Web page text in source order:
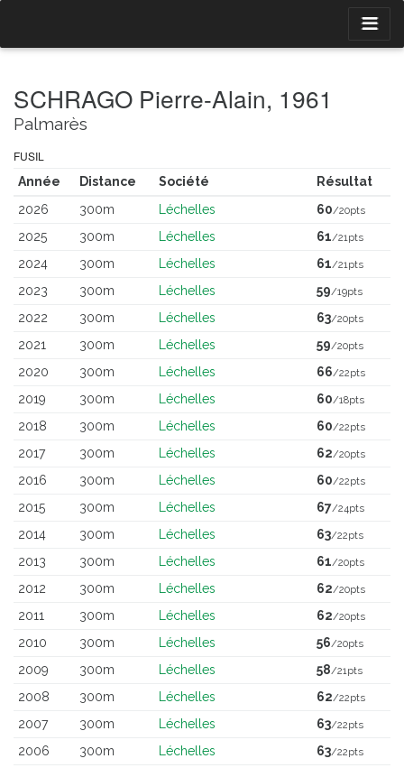
SCHRAGO Pierre-Alain, 1961
Palmarès
FUSIL
Année Distance Société
Résultat
2026
300m Léchelles 60/20pts
2025 300m Léchelles 61/21pts
2024 300m Léchelles 61/21pts
2023 300m Léchelles 59/19pts
2022 300m Léchelles 63/20pts
2021 300m Léchelles 59/20pts
2020 300m Léchelles 66/22pts
2019 300m Léchelles 60/18pts
2018 300m Léchelles 60/22pts
2017 300m Léchelles 62/20pts
2016 300m Léchelles 60/22pts
2015 300m Léchelles 67/24pts
2014 300m Léchelles 63/22pts
2013 300m Léchelles 61/20pts
2012 300m Léchelles 62/20pts
2011 300m Léchelles 62/20pts
2010 300m Léchelles 56/20pts
2009 300m Léchelles 58/21pts
2008 300m Léchelles 62/22pts
2007 300m Léchelles 63/22pts
2006 300m Léchelles 63/22pts